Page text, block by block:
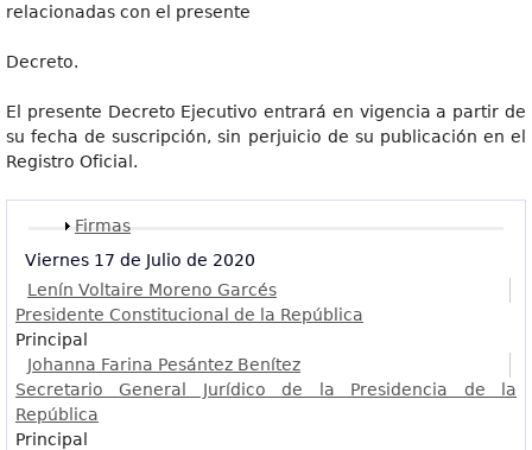
relacionadas con el presente
Decreto.
El presente Decreto Ejecutivo entrará en vigencia a partir de
su fecha de suscripción, sin perjuicio de su publicación en el
Registro Oficial.
Mostrar
Firmas
Viernes 17 de Julio de 2020
Lenín Voltaire Moreno Garcés
Presidente Constitucional de la República
Principal
Johanna Farina Pesántez Benítez
Secretario General Jurídico de la Presidencia de la
República
Principal